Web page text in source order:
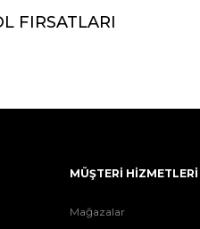
FIRSATLARI
MÜŞTERİ HİZMETLERİ
Mağazalar